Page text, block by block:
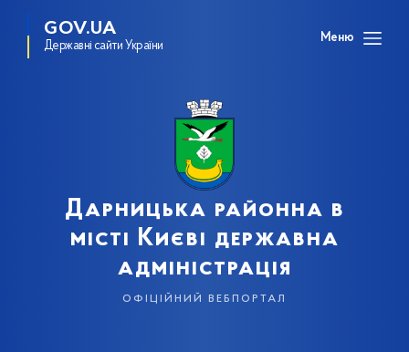
GOV.UA
Державні сайти України
Меню
Дарницька районна в
місті Києві державна
адміністрація
офіційний вебпортал